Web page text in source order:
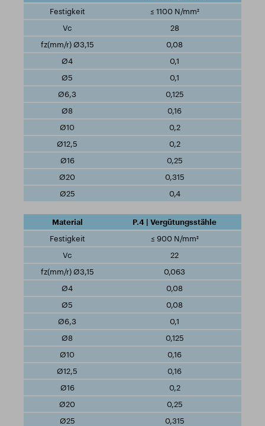
≤ 1100 N/mm²
28
0,08
0,1
0,1
0,125
0,16
0,2
0,2
0,25
0,315
0,4
P.4 | Vergütungsstähle
≤ 900 N/mm²
22
0,063
0,08
0,08
0,1
0,125
0,16
0,16
0,2
0,25
0,315